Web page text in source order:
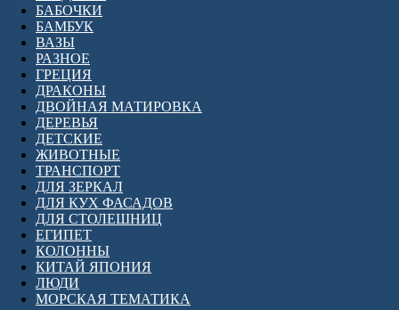
БАБОЧКИ
БАМБУК
ВАЗЫ
РАЗНОЕ
ГРЕЦИЯ
ДРАКОНЫ
ДВОЙНАЯ МАТИРОВКА
ДЕРЕВЬЯ
ДЕТСКИЕ
ЖИВОТНЫЕ
ТРАНСПОРТ
ДЛЯ ЗЕРКАЛ
ДЛЯ КУХ ФАСАДОВ
ДЛЯ СТОЛЕШНИЦ
ЕГИПЕТ
КОЛОННЫ
КИТАЙ ЯПОНИЯ
ЛЮДИ
МОРСКАЯ ТЕМАТИКА